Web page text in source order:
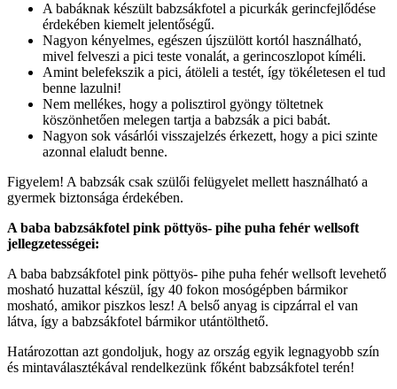
A babáknak készült babzsákfotel a picurkák gerincfejlődése
érdekében kiemelt jelentőségű.
Nagyon kényelmes, egészen újszülött kortól használható,
mivel felveszi a pici teste vonalát, a gerincoszlopot kíméli.
Amint belefekszik a pici, átöleli a testét, így tökéletesen el tud
benne lazulni!
Nem mellékes, hogy a polisztirol gyöngy töltetnek
köszönhetően melegen tartja a babzsák a pici babát.
Nagyon sok vásárlói visszajelzés érkezett, hogy a pici szinte
azonnal elaludt benne.
Figyelem! A babzsák csak szülői felügyelet mellett használható a
gyermek biztonsága érdekében.
A baba babzsákfotel pink pöttyös- pihe puha fehér wellsoft
jellegzetességei:
A baba babzsákfotel pink pöttyös- pihe puha fehér wellsoft levehető
mosható huzattal készül, így 40 fokon mosógépben bármikor
mosható, amikor piszkos lesz! A belső anyag is cipzárral el van
látva, így a babzsákfotel bármikor utántölthető.
Határozottan azt gondoljuk, hogy az ország egyik legnagyobb szín
és mintaválasztékával rendelkezünk főként babzsákfotel terén!